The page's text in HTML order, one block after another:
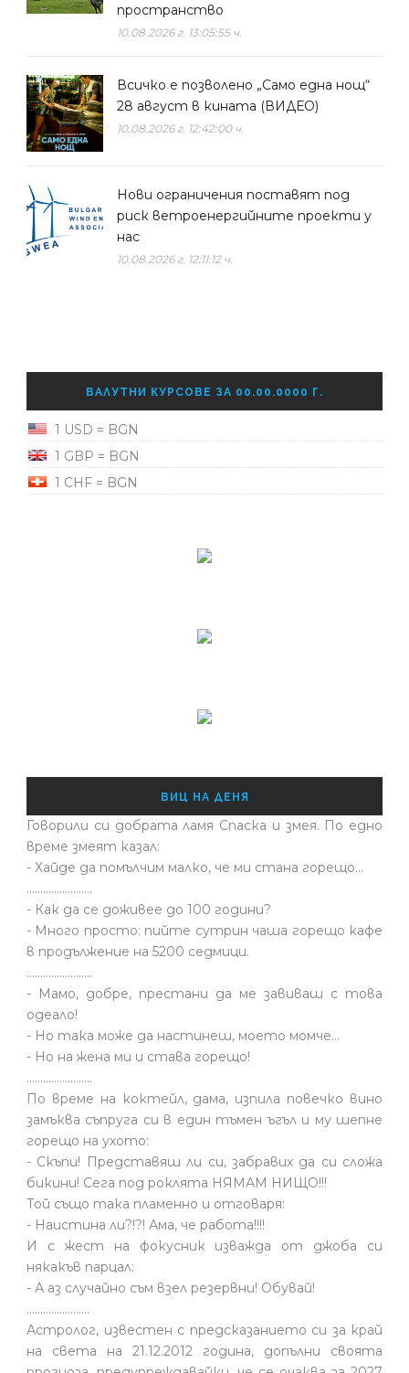
пространство
10.08.2026 г. 13:05:55 ч.
Всичко е позволено „Само една нощ“
28 август в кината (ВИДЕО)
10.08.2026 г. 12:42:00 ч.
Нови ограничения поставят под
риск ветроенергийните проекти у
нас
10.08.2026 г. 12:11:12 ч.
ВАЛУТНИ КУРСОВЕ ЗА 00.00.0000 Г.
1 USD = BGN
1 GBP = BGN
1 CHF = BGN
ВИЦ НА ДЕНЯ
Говорили си добрата ламя Спаска и змея. По едно
време змеят казал:
- Хайде да помълчим малко, че ми стана горещо...
........................
- Как да се доживее до 100 години?
- Много просто: пийте сутрин чаша горещо кафе
в продължение на 5200 седмици.
........................
- Мамо, добре, престани да ме завиваш с това
одеало!
- Но така може да настинеш, моето момче…
- Но на жена ми и става горещо!
........................
По време на коктейл, дама, изпила повечко вино
замъква съпруга си в един тъмен ъгъл и му шепне
горещо на ухото:
- Скъпи! Представяш ли си, забравих да си сложа
бикини! Сега под роклята НЯМАМ НИЩО!!!
Той също така пламенно и отговаря:
- Наистина ли?!?! Ама, че работа!!!!
И с жест на фокусник изважда от джоба си
някакъв парцал:
- А аз случайно съм взел резервни! Обувай!
.......................
Астролог, известен с предсказанието си за край
на света на 21.12.2012 година, допълни своята